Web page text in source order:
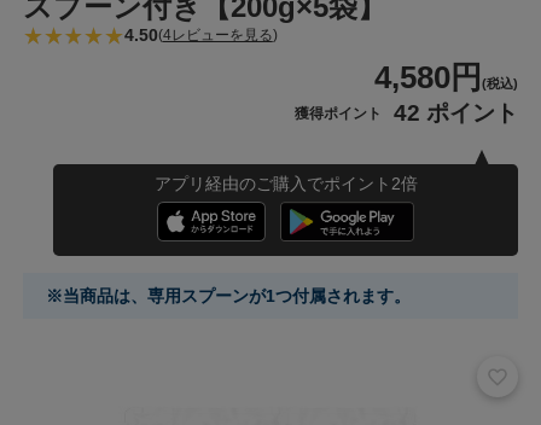
スプーン付き【200g×5袋】
4.50(4レビューを見る)
4,580円 (税込)
獲得ポイント 42 ポイント
アプリ経由のご購入でポイント2倍
※当商品は、専用スプーンが1つ付属されます。